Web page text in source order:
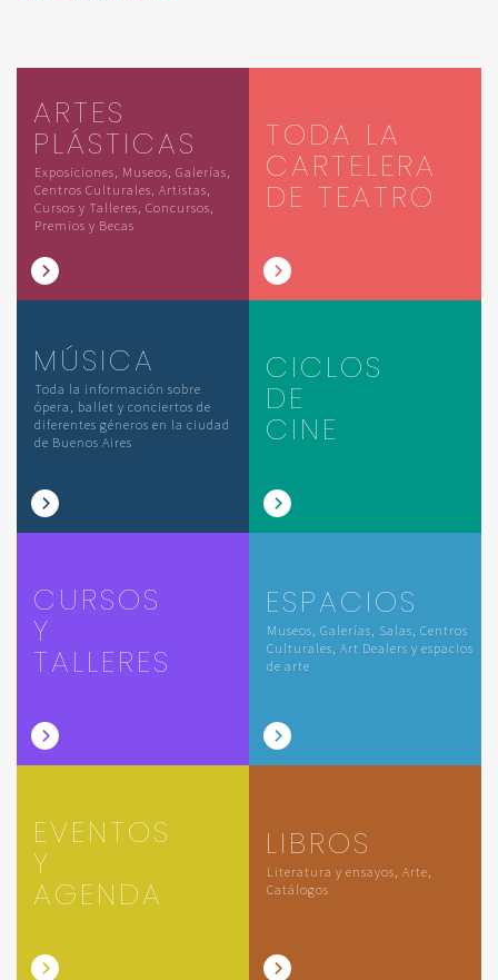
ARTES
PLÁSTICAS
Exposiciones, Museos, Galerías,
Centros Culturales, Artistas,
Cursos y Talleres, Concursos,
Premios y Becas
TODA LA
CARTELERA
DE TEATRO
MÚSICA
Toda la información sobre
ópera, ballet y conciertos de
diferentes géneros en la ciudad
de Buenos Aires
CICLOS
DE
CINE
CURSOS
Y
TALLERES
ESPACIOS
Museos, Galerías, Salas, Centros
Culturales, Art Dealers y espacios
de arte
EVENTOS
Y
AGENDA
LIBROS
Literatura y ensayos, Arte,
Catálogos